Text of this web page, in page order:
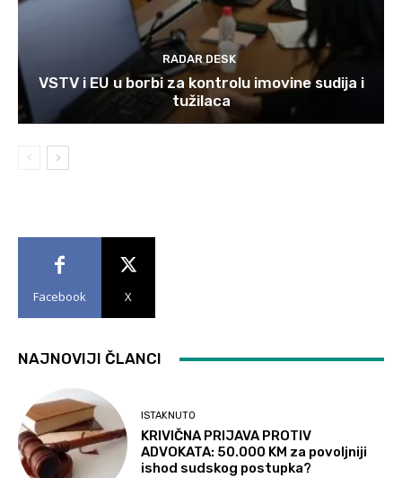
RADAR DESK
VSTV i EU u borbi za kontrolu imovine sudija i
tužilaca
Facebook X
NAJNOVIJI ČLANCI
ISTAKNUTO
KRIVIČNA PRIJAVA PROTIV
ADVOKATA: 50.000 KM za povoljniji
ishod sudskog postupka?